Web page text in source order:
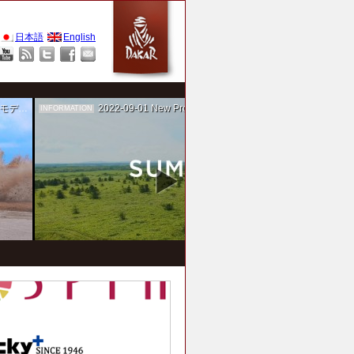
日本語 English
担当 INFORMATION 2022-09-01 New Project！ 未来SUMIKA実験箱